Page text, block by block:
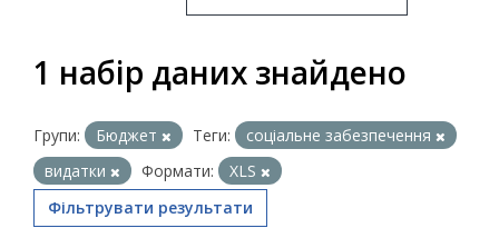
1 набір даних знайдено
Групи: Бюджет Теги:
соціальне забезпечення
видатки
Формати:
XLS
Фільтрувати результати